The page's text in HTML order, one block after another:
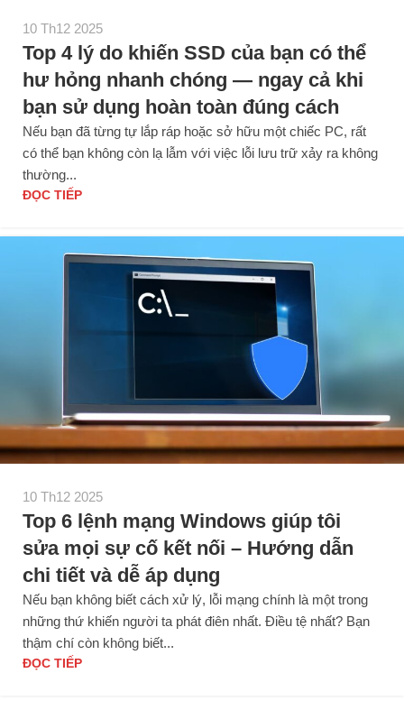
10 Th12 2025
Top 4 lý do khiến SSD của bạn có thể
hư hỏng nhanh chóng — ngay cả khi
bạn sử dụng hoàn toàn đúng cách
Nếu bạn đã từng tự lắp ráp hoặc sở hữu một chiếc PC, rất
có thể bạn không còn lạ lẫm với việc lỗi lưu trữ xảy ra không
thường...
ĐỌC TIẾP
10 Th12 2025
Top 6 lệnh mạng Windows giúp tôi
sửa mọi sự cố kết nối – Hướng dẫn
chi tiết và dễ áp dụng
Nếu bạn không biết cách xử lý, lỗi mạng chính là một trong
những thứ khiến người ta phát điên nhất. Điều tệ nhất? Bạn
thậm chí còn không biết...
ĐỌC TIẾP